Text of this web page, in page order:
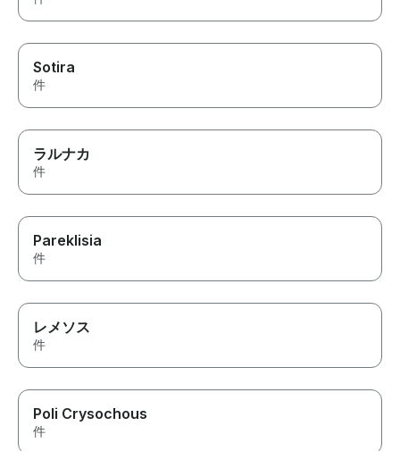
Sotira
件
ラルナカ
件
Pareklisia
件
レメソス
件
Poli Crysochous
件